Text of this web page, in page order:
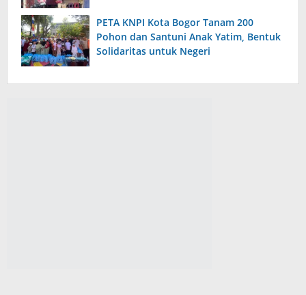
PETA KNPI Kota Bogor Tanam 200
Pohon dan Santuni Anak Yatim, Bentuk
Solidaritas untuk Negeri